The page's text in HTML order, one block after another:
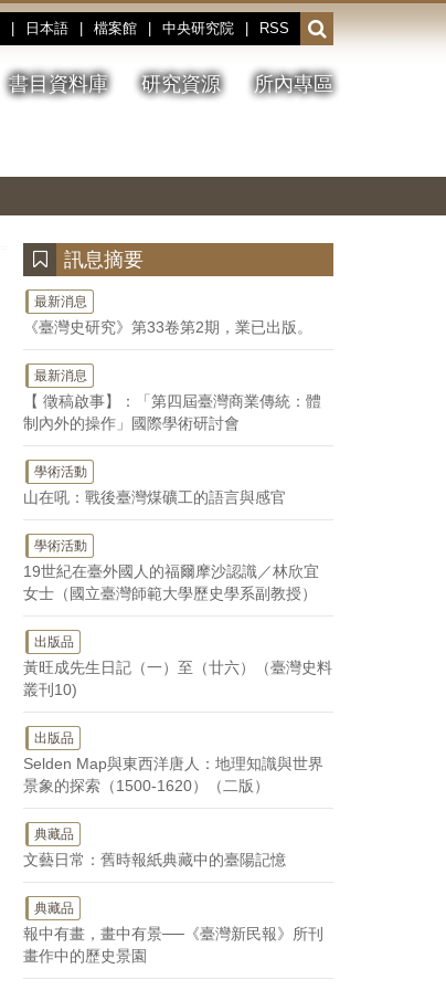
日本語 檔案館 中央研究院 RSS
開
啟
或
收
書目資料庫 研究資源 所內專區
停、
圖
圖
結
訊息摘要
最新消息
《臺灣史研究》第33卷第2期，業已出版。
最新消息
【 徵稿啟事】：「第四屆臺灣商業傳統：體
制內外的操作」國際學術研討會
學術活動
山在吼：戰後臺灣煤礦工的語言與感官
學術活動
19世紀在臺外國人的福爾摩沙認識／林欣宜
女士（國立臺灣師範大學歷史學系副教授）
出版品
黃旺成先生日記（一）至（廿六）（臺灣史料
叢刊10)
出版品
Selden Map與東西洋唐人：地理知識與世界
景象的探索（1500-1620）（二版）
典藏品
文藝日常：舊時報紙典藏中的臺陽記憶
典藏品
報中有畫，畫中有景──《臺灣新民報》所刊
畫作中的歷史景園